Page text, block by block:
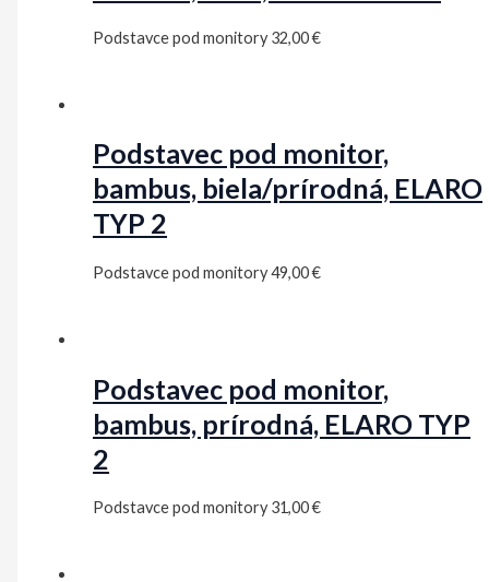
Podstavce pod monitory32,00€
Podstavec pod monitor,
bambus, biela/prírodná, ELARO
TYP 2
Podstavce pod monitory49,00€
Podstavec pod monitor,
bambus, prírodná, ELARO TYP
2
Podstavce pod monitory31,00€